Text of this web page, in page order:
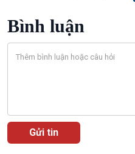
Chát với người nổi tiếng
Câu chuyện Thể thao
Bình luận